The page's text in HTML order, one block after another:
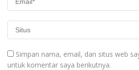
Simpan nama, email, dan situs web
untuk komentar saya berikutnya.